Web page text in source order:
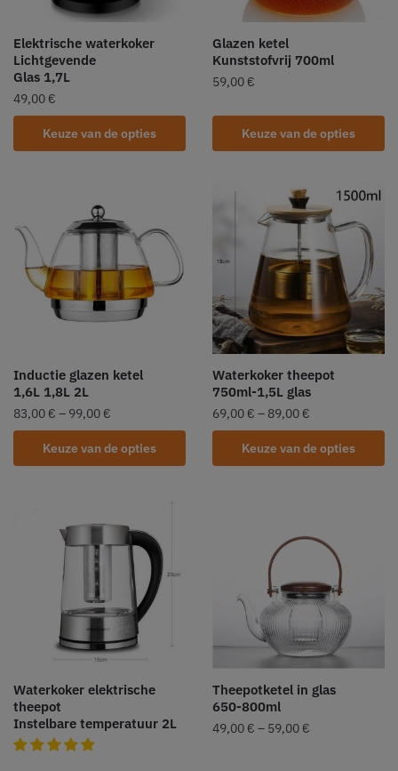
Elektrische waterkoker
Lichtgevende
Glas 1,7L
49,00 €
Keuze van de opties
Glazen ketel
Kunststofvrij 700ml
59,00 €
Keuze van de opties
Inductie glazen ketel
1,6L 1,8L 2L
83,00 € – 99,00 €
Keuze van de opties
Waterkoker theepot
750ml-1,5L glas
69,00 € – 89,00 €
Keuze van de opties
Waterkoker elektrische
theepot
Instelbare temperatuur 2L
Theepotketel in glas
650-800ml
49,00 € – 59,00 €